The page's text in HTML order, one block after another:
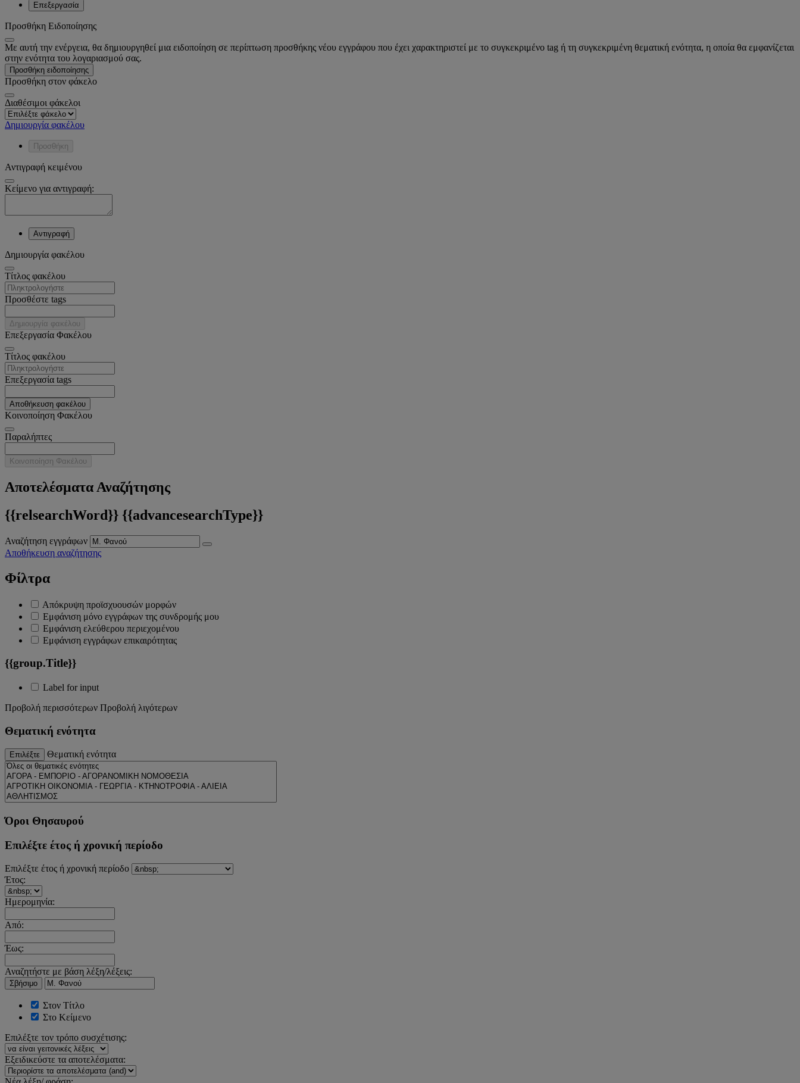
Επεξεργασία
Προσθήκη Ειδοποίησης
Με αυτή την ενέργεια, θα δημιουργηθεί μια ειδοποίηση σε περίπτωση προσθήκης νέου εγγράφου που έχει χαρακτηριστεί με το συγκεκριμένο tag ή τη συγκεκριμένη θεματική ενότητα, η οποία θα εμφανίζεται
στην ενότητα του λογαριασμού σας.
Προσθήκη ειδοποίησης
Προσθήκη στον φάκελο
Διαθέσιμοι φάκελοι
Δημιουργία φακέλου
Προσθήκη
Αντιγραφή κειμένου
Κείμενο για αντιγραφή:
Αντιγραφή
Δημιουργία φακέλου
Tίτλος φακέλου
Προσθέστε tags
Δημιουργία φακέλου
Επεξεργασία Φακέλου
Tίτλος φακέλου
Επεξεργασία tags
Αποθήκευση φακέλου
Κοινοποίηση Φακέλου
Παραλήπτες
Κοινοποίηση Φακέλου
Αποτελέσματα Αναζήτησης
{{relsearchWord}} {{advancesearchType}}
Αναζήτηση εγγράφων
Αποθήκευση αναζήτησης
Φίλτρα
Απόκρυψη προϊσχυουσών μορφών
Εμφάνιση μόνο εγγράφων της συνδρομής μου
Εμφάνιση ελεύθερου περιεχομένου
Εμφάνιση εγγράφων επικαιρότητας
{{group.Title}}
Label for input
Προβολή περισσότερων Προβολή λιγότερων
Θεματική ενότητα
Επιλέξτε Θεματική ενότητα
Όροι Θησαυρού
Επιλέξτε έτος ή χρονική περίοδο
Επιλέξτε έτος ή χρονική περίοδο
Έτος:
Ημερομηνία:
Από:
Έως:
Αναζητήστε με βάση λέξη/λέξεις:
Σβήσιμο
Στον Τίτλο
Στο Κείμενο
Επιλέξτε τον τρόπο συσχέτισης:
Εξειδικεύστε τα αποτελέσματα: